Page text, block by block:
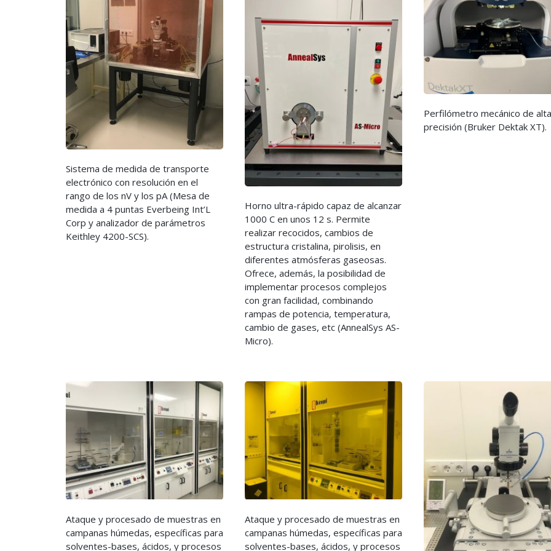
Sistema de medida de transporte
electrónico con resolución en el
rango de los nV y los pA (Mesa de
medida a 4 puntas Everbeing Int’L
Corp y analizador de parámetros
Keithley 4200-SCS).
Horno ultra-rápido capaz de alcanzar
1000 C en unos 12 s. Permite
realizar recocidos, cambios de
estructura cristalina, pirolisis, en
diferentes atmósferas gaseosas.
Ofrece, además, la posibilidad de
implementar procesos complejos
con gran facilidad, combinando
rampas de potencia, temperatura,
cambio de gases, etc (AnnealSys AS-
Micro).
Perfilómetro mecánico de
precisión (Bruker Dektak XT).
Ataque y procesado de muestras en
campanas húmedas, específicas para
solventes-bases, ácidos, y procesos
Ataque y procesado de muestras en
campanas húmedas, específicas para
solventes-bases, ácidos, y procesos